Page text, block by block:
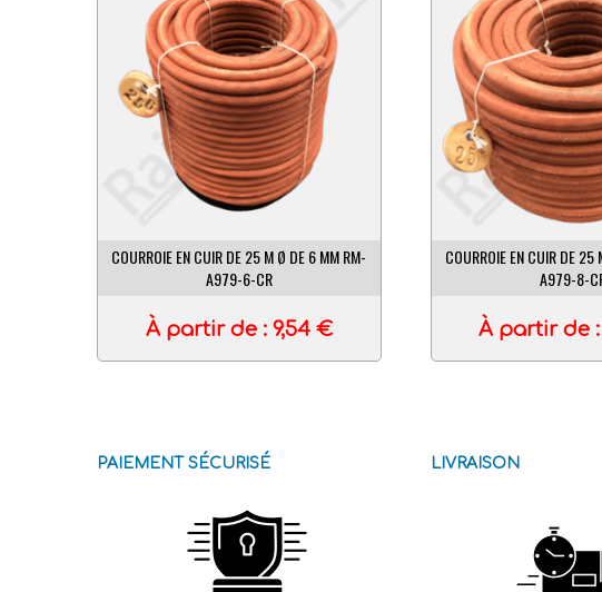
COURROIE EN CUIR DE 25 M Ø DE 6 MM RM-
A979-6-CR
À partir de : 9,54 €
COURROIE EN CUIR DE
A979-8-
À partir de :
PAIEMENT SÉCURISÉ LIVRAISON